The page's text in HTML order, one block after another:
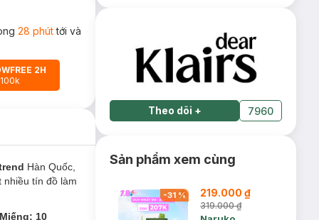
28 phúttới và
2H
Hàn Quốc,
nhiều tín đồ làm
10
Theo dõi + 7960
Sản phẩm xem cùng
-31% 219.000 ₫
319.000 ₫